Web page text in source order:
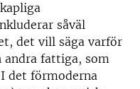
såväl
det vill säga varför
andra fattiga, som
det förmoderna